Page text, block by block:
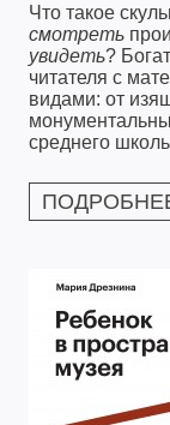
Что такое
смотреть
увидеть?
читателя с
видами: от
среднего